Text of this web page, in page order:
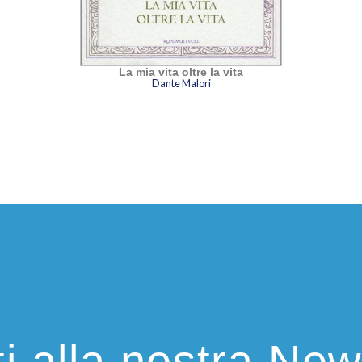
La mia vita oltre la vita
Dante Malori